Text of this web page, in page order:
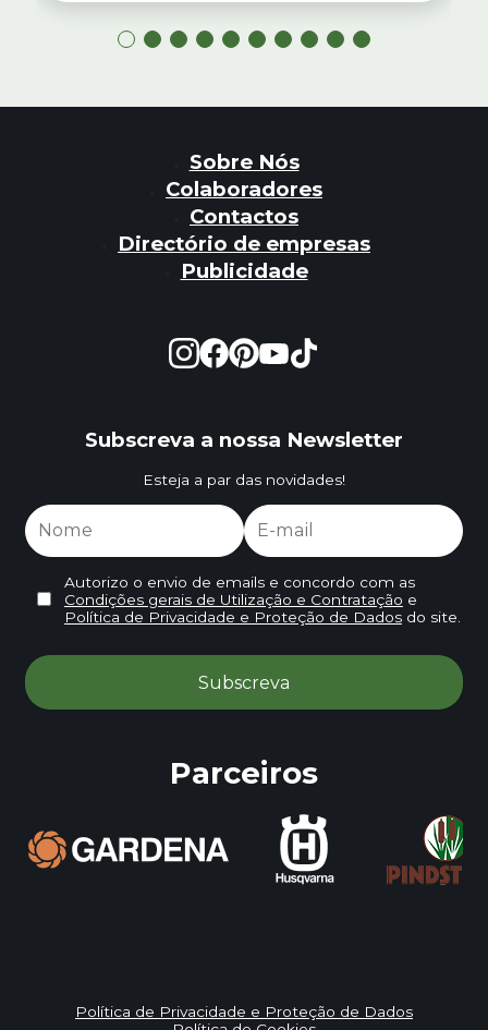
Sobre Nós
Colaboradores
Contactos
Directório de empresas
Publicidade
Subscreva a nossa Newsletter
Esteja a par das novidades!
Autorizo o envio de emails e concordo com as
Condições gerais de Utilização e Contratação e
Política de Privacidade e Proteção de Dadosdo site.
Parceiros
Política de Privacidade e Proteção de Dados